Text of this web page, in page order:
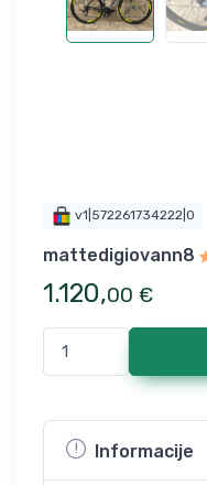
v1|572261734222|0
mattedigiovann8
1.120,00 €
Informacije